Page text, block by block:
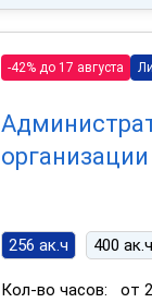
-42% до 17 августа
организации
256 ак.ч 400 ак.ч
Кол-во часов:
от